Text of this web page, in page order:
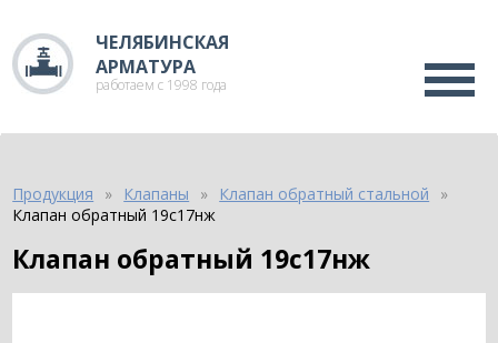
ЧЕЛЯБИНСКАЯ
АРМАТУРА
работаем с 1998 года
Продукция Клапаны
Клапан обратный стальной
Клапан обратный 19с17нж
Клапан обратный 19с17нж